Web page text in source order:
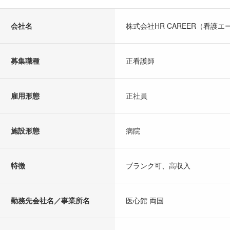
会社名 株式会社HR CAREER（看護エ
募集職種 正看護師
雇用形態 正社員
施設形態 病院
特徴 ブランク可、高収入
勤務先会社名／事業所名 医心館 両国